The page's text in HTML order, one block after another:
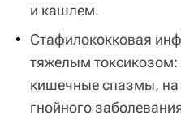
и кашлем.
Стафилококковая
тяжелым токсикозом:
кишечные спазмы, на
гнойного